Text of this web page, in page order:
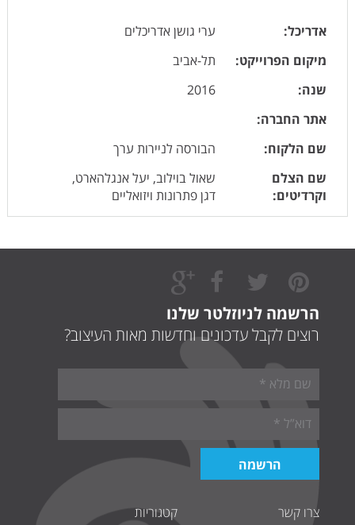
אדריכל:
ערי גושן אדריכלים
מיקום הפרוייקט:
תל-אביב
שנה:
2016
אתר החברה:
שם הלקוח:
הבורסה לניירות ערך
שם הצלם
וקרדיטים:
שאול בוילוב, יעל אנגלהארט,
דגן פתרונות ויזואליים
הרשמה לניוזלטר שלנו
רוצים לקבל עדכונים וחדשות מאות העיצוב?
צרו קשר
קטגוריות